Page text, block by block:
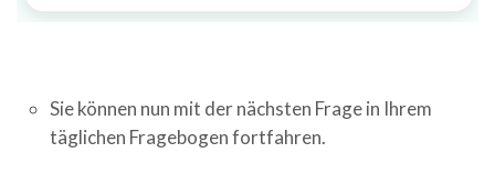
Sie können nun mit der nächsten Frage in Ihrem
täglichen Fragebogen fortfahren.